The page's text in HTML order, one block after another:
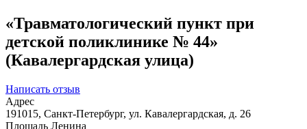
«Травматологический пункт при
детской поликлинике № 44»
(Кавалергардская улица)
Написать отзыв
Адрес
191015, Санкт-Петербург, ул. Кавалергардская, д. 26
Площадь Ленина